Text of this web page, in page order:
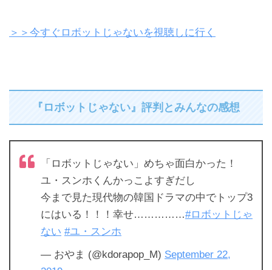
＞＞今すぐロボットじゃないを視聴しに行く
『ロボットじゃない』評判とみんなの感想
「ロボットじゃない」めちゃ面白かった！
ユ・スンホくんかっこよすぎだし
今まで見た現代物の韓国ドラマの中でトップ3
にはいる！！！幸せ……………#ロボットじゃ
ない #ユ・スンホ
— おやま (@kdorapop_M) September 22,